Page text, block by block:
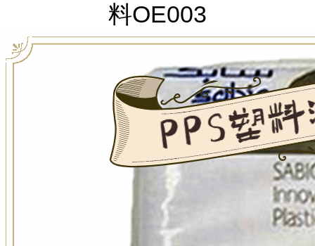
料OE003